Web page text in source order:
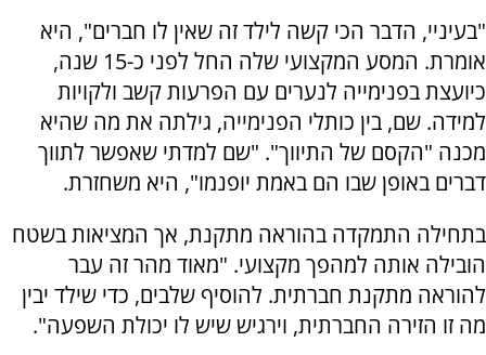
"בעיניי, הדבר הכי קשה לילד זה שאין לו חברים", היא
אומרת. המסע המקצועי שלה החל לפני כ-15 שנה,
כיועצת בפנימייה לנערים עם הפרעות קשב ולקויות
למידה. שם, בין כותלי הפנימייה, גילתה את מה שהיא
מכנה "הקסם של התיווך". "שם למדתי שאפשר לתווך
דברים באופן שבו הם באמת יופנמו", היא משחזרת.
בתחילה התמקדה בהוראה מתקנת, אך המציאות בשטח
הובילה אותה למהפך מקצועי. "מאוד מהר זה עבר
להוראה מתקנת חברתית. להוסיף שלבים, כדי שילד יבין
מה זו הזירה החברתית, וירגיש שיש לו יכולת השפעה".